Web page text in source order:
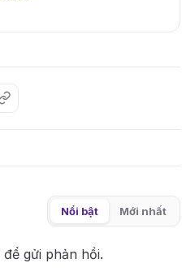
Nổi bật Mới nhất
để gửi phản hồi.